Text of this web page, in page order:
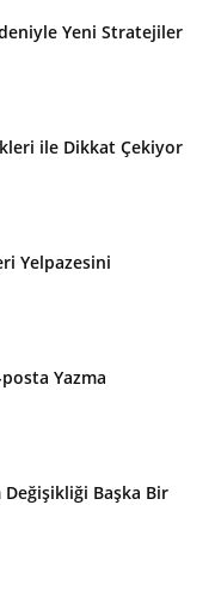
Yeni Stratejiler
ile Dikkat Çekiyor
Yelpazesini
Yazma
Değişikliği Başka Bir